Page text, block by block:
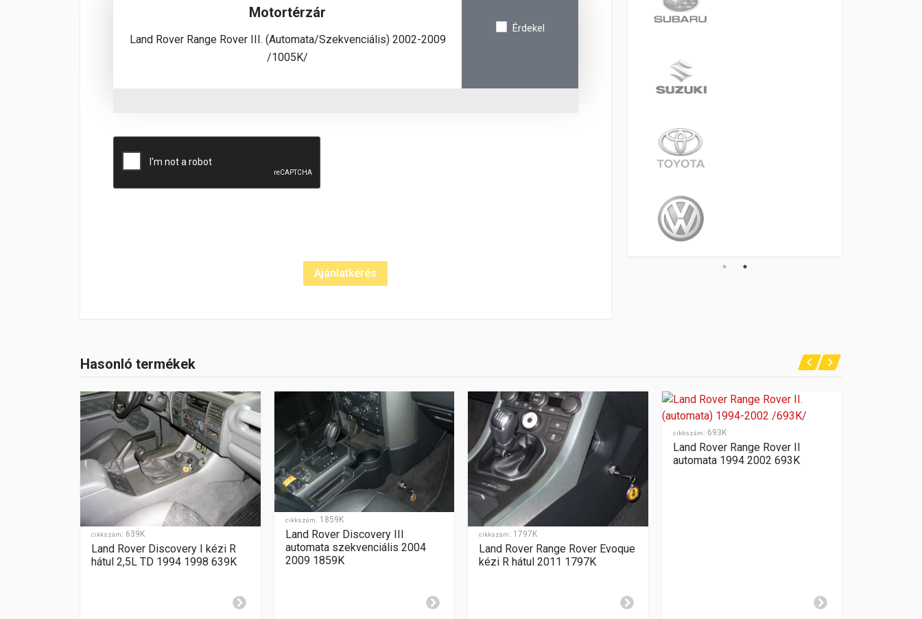
Motortérzár
Land Rover Range Rover III. (Automata/Szekvenciális) 2002-2009
/1005K/
Érdekel
Gyártó Land Rover
Típus kód III.
Sebességváltó kézi
Sebességfokozatok -
Hátramenet
Gyártási év 2002-2009
Zár cilinder elhelyezése középkonzolon
Hasonló termékek
cikkszám: 639K
Land Rover Discovery I kézi R
hátul 2,5L TD 1994 1998 639K
cikkszám: 1859K
Land Rover Discovery III
automata szekvenciális 2004
2009 1859K
cikkszám: 1797K
Land Rover Range Rover Evoque
kézi R hátul 2011 1797K
cikkszám: 693K
Land Rover Range Rover II
automata 1994 2002 693K